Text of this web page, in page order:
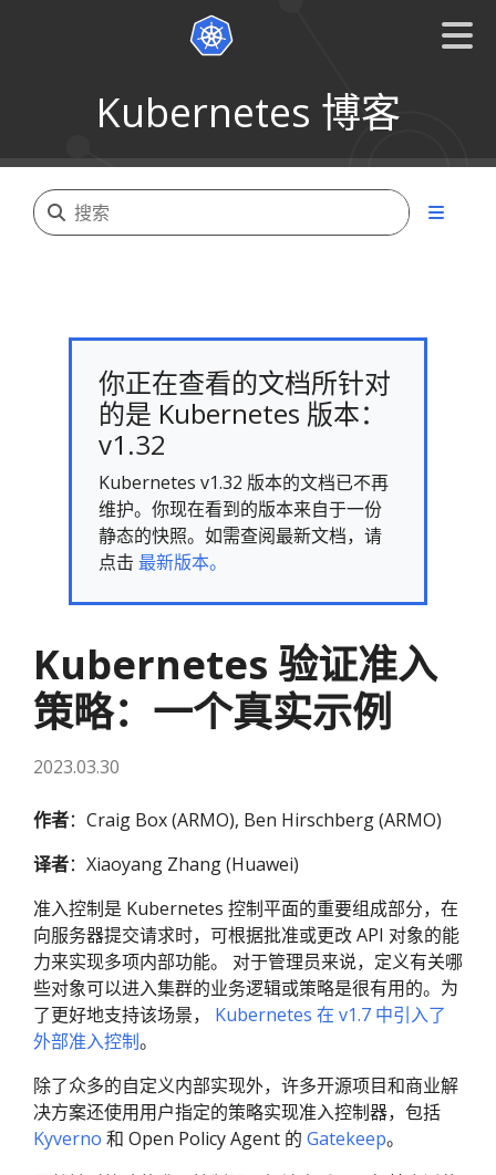
Kubernetes 博客
你正在查看的文档所针对
的是 Kubernetes 版本：
v1.32
Kubernetes v1.32 版本的文档已不再
维护。你现在看到的版本来自于一份
静态的快照。如需查阅最新文档，请
点击 最新版本。
Kubernetes 验证准入
策略：一个真实示例
2023.03.30
作者：Craig Box (ARMO), Ben Hirschberg (ARMO)
译者：Xiaoyang Zhang (Huawei)
准入控制是 Kubernetes 控制平面的重要组成部分，在
向服务器提交请求时，可根据批准或更改 API 对象的能
力来实现多项内部功能。 对于管理员来说，定义有关哪
些对象可以进入集群的业务逻辑或策略是很有用的。为
了更好地支持该场景， Kubernetes 在 v1.7 中引入了
外部准入控制。
除了众多的自定义内部实现外，许多开源项目和商业解
决方案还使用用户指定的策略实现准入控制器，包括
Kyverno 和 Open Policy Agent 的 Gatekeep。